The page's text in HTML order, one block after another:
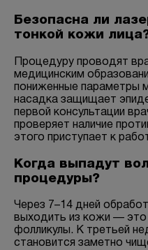
Безопасна ли
тонкой кожи
Процедуру проводят
медицинским
пониженные параметры
насадка защищает
первой консультации
проверяет наличие
этого приступает к
Когда выпадут
процедуры?
Через 7–14 дней
выходить из кожи —
фолликулы. К третьей
становится заметно